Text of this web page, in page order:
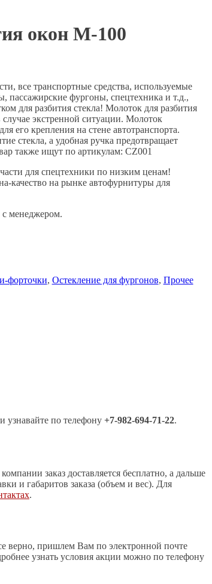
окон М-100
все транспортные средства, используемые
пассажирские фургоны, спецтехника и т.д.,
для разбития стекла! Молоток для разбития
экстренной ситуации. Молоток
его крепления на стене автотранспорта.
стекла, а удобная ручка предотвращает
также ищут по артикулам: CZ001
для спецтехники по низким ценам!
качество на рынке автофурнитуры для
с менеджером.
форточки, Остекление для фургонов, Прочее
узнавайте по телефону +7-982-694-71-22.
заказ доставляется бесплатно, а дальше
и габаритов заказа (объем и вес). Для
.
верно, пришлем Вам по электронной почте
узнать условия акции можно по телефону